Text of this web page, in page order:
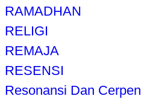
RAMADHAN
RELIGI
REMAJA
RESENSI
Resonansi Dan Cerpen